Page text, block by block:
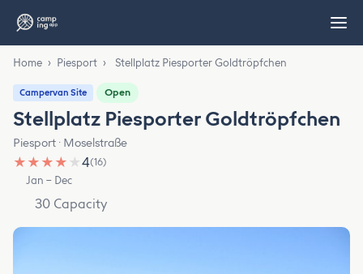
Home › Piesport › Stellplatz Piesporter Goldtröpfchen
Campervan Site Open
Stellplatz Piesporter Goldtröpfchen
Piesport · Moselstraße
★ ★ ★ ★ ★4(16)
Jan – Dec
30 Capacity